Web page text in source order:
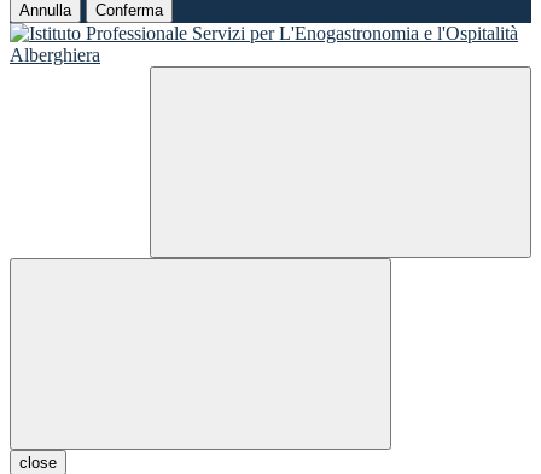
Annulla Conferma
close